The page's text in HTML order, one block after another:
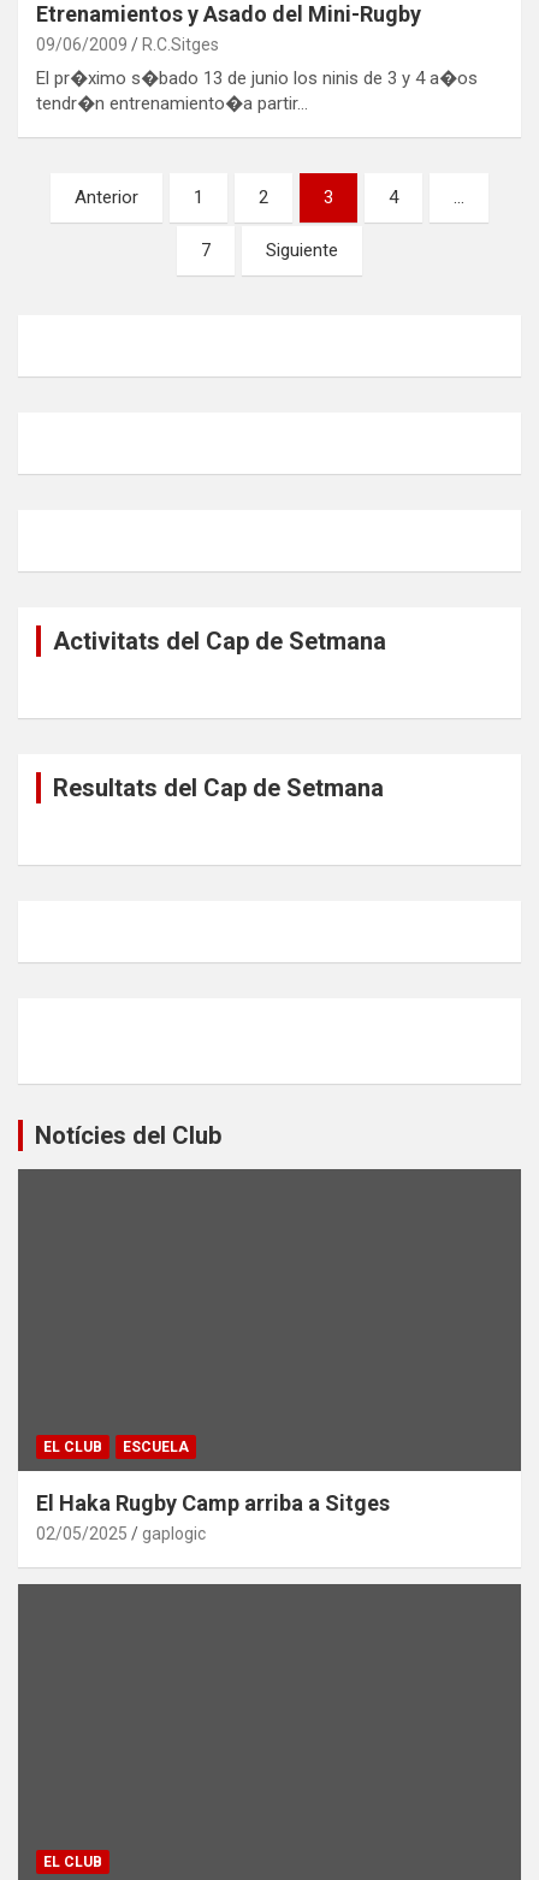
Etrenamientos y Asado del Mini-Rugby
09/06/2009 R.C.Sitges
El pr�ximo s�bado 13 de junio los ninis de 3 y 4 a�os
tendr�n entrenamiento�a partir…
Navegación
de
Anterior 1 2 3 4 …
7 Siguiente
Activitats del Cap de Setmana
Resultats del Cap de Setmana
Notícies del Club
EL CLUB ESCUELA
El Haka Rugby Camp arriba a Sitges
02/05/2025 gaplogic
EL CLUB